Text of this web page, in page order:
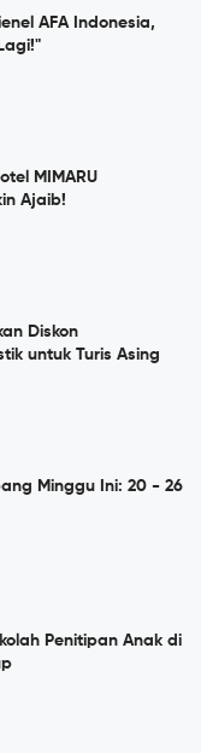
AFA Indonesia,
MIMARU
Ajaib!
Diskon
untuk Turis Asing
Minggu Ini: 20 - 26
Penitipan Anak di